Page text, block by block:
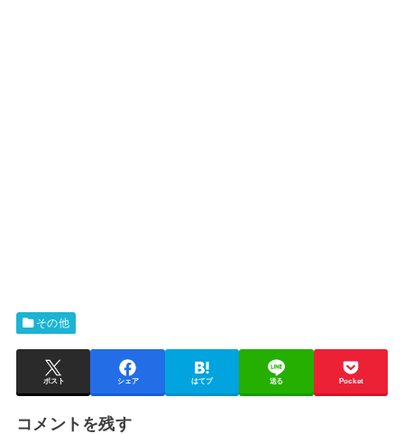
その他
ポスト シェア はてブ 送る Pocket
コメントを残す